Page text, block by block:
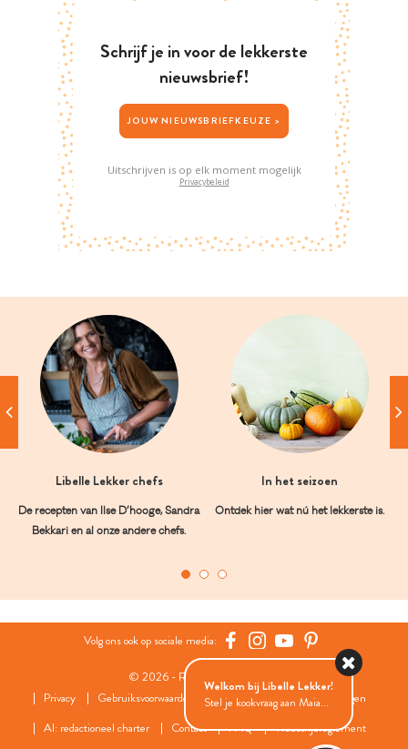
Schrijf je in voor de lekkerste
nieuwsbrief!
JOUW NIEUWSBRIEFKEUZE >
Uitschrijven is op elk moment mogelijk
Privacybeleid
Libelle Lekker chefs
De recepten van Ilse D’hooge, Sandra
Bekkari en al onze andere chefs.
In het seizoen
Ontdek hier wat nú het lekkerste is.
Volg ons ook op sociale media:
© 2026 - Roularta Media Group
Privacy
Gebruiksvoorwaarden Cookies
Cookies instellingen
AI: redactioneel charter
Contact FAQ Wedstrijdreglement
Welkom bij Libelle Lekker!
Stel je kookvraag aan Maia...